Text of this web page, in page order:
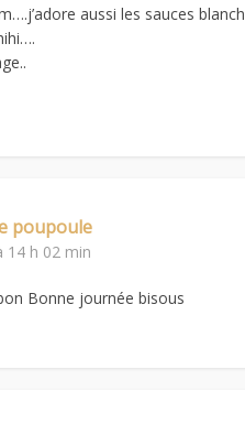
aussi les sauces
poupoule
14 h 02 min
Bonne journée bisous